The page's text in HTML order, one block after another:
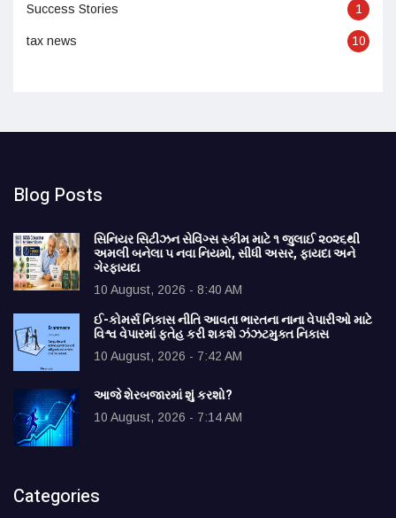
Success Stories 1
tax news 10
Blog Posts
સિનિયર સિટીઝન સેવિંગ્સ સ્કીમ માટે ૧ જુલાઈ ૨૦૨૬થી
અમલી બનેલા ૫ નવા નિયમો, સીધી અસર, ફાયદા અને
ગેરફાયદા
10 August, 2026 - 8:40 AM
ઈ-કોમર્સ નિકાસ નીતિ આવતા ભારતના નાના વેપારીઓ માટે
વિશ્વ વેપારમાં ફતેહ કરી શકશે ઝંઝટમુક્ત નિકાસ
10 August, 2026 - 7:42 AM
આજે શેરબજારમાં શું કરશો?
10 August, 2026 - 7:14 AM
Categories